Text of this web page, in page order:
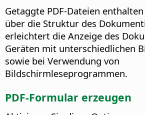
Getaggte PDF-Dateien
über die Struktur des
erleichtert die Anzeige des
Geräten mit unterschiedlichen
sowie bei Verwendung von
Bildschirmleseprogrammen.
PDF-Formular erzeugen